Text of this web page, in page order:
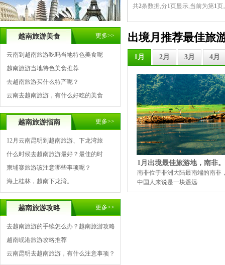
越南旅游美食 更多>>
云南到越南旅游吃吗当地特色美食呢
越南旅游当地特色美食推荐
去越南旅游买什么特产呢？
云南去越南旅游，有什么好吃的美食
越南旅游指南 更多>>
12月云南昆明到越南旅游、下龙湾旅
什么时候去越南旅游最好？最佳的时
柬埔寨旅游该注意哪些事项呢？
海上桂林，越南下龙湾。
越南旅游攻略 更多>>
去越南旅游的手续怎么办？越南旅游攻略
越南岘港旅游攻略推荐
云南昆明去越南旅游，有什么注意事项？
共2条数据,分1页显示,当前为第1页
出境月推荐最佳旅
1月 2月 3月 4月
1月出境最佳旅游地，南非。
南非位于非洲大陆最南端的南非
中国人来说是一块遥远